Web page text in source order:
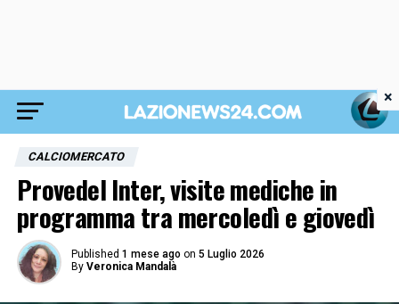
CALCIOMERCATO
Provedel Inter, visite mediche in
programma tra mercoledì e giovedì
Published 1 mese ago on 5 Luglio 2026
By Veronica Mandalà
×